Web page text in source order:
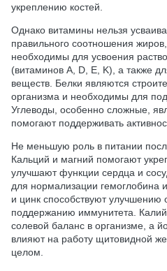
укреплению костей.
Однако витамины нельзя
правильного соотношения
необходимы для усвоения
(витаминов A, D, E, K), а также
веществ. Белки являются
организма и необходимы для
Углеводы, особенно сложные,
помогают поддерживать
Не меньшую роль в питании
Кальций и магний помогают
улучшают функции сердца и
для нормализации гемоглобина
и цинк способствуют улучшению
поддержанию иммунитета.
солевой баланс в организме, а
влияют на работу щитовидной
целом.